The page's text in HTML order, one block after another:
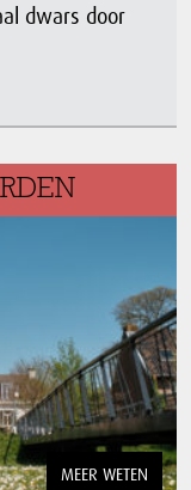
dwars door
MEER WETEN